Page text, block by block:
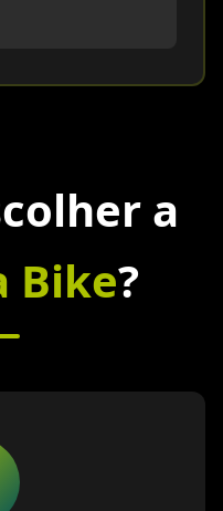
a
Bike?